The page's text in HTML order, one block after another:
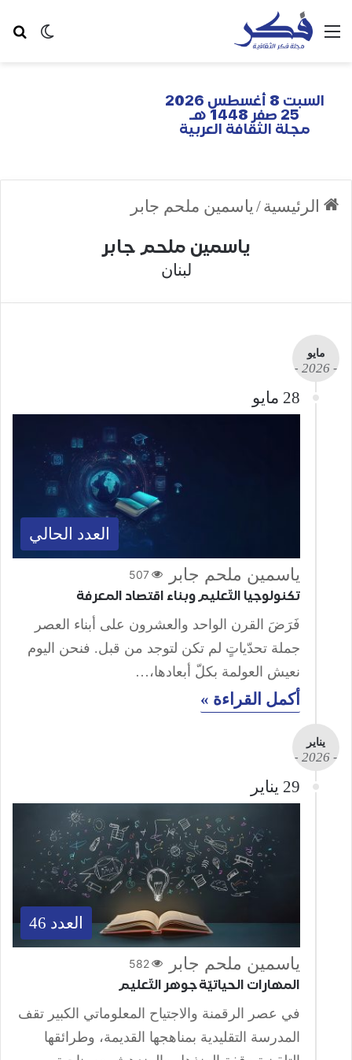
السبت 8 أغسطس 2026
25 صفر 1448 هـ
مجلة الثقافة العربية
الرئيسية/ ياسمين ملحم جابر
ياسمين ملحم جابر
لبنان
مايو
- 2026 -
28 مايو
العدد الحالي
ياسمين ملحم جابر 507
تكنولوجيا التّعليم وبناء اقتصاد المعرفة
فَرَضَ القرن الواحد والعشرون على أبناء العصر
جملة تحدّياتٍ لم تكن لتوجد من قبل. فنحن اليوم
نعيش العولمة بكلّ أبعادها،…
أكمل القراءة »
يناير
- 2026 -
29 يناير
العدد 46
ياسمين ملحم جابر 582
المهارات الحياتيّة جوهر التّعليم
في عصر الرقمنة والاجتياح المعلوماتي الكبير تقف
المدرسة التقليدية بمناهجها القديمة، وطرائقها